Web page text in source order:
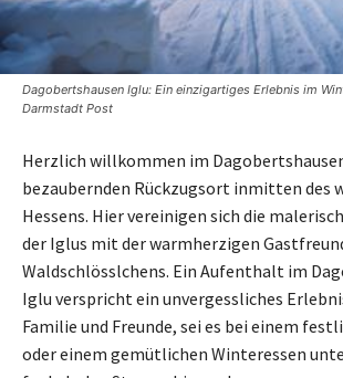
Dagobertshausen Iglu: Ein einzigartiges Erlebnis im
Darmstadt Post
Herzlich willkommen im
bezaubernden Rückzugsort inmitten des
Hessens. Hier vereinigen sich die
der Iglus mit der warmherzigen
Waldschlösslchens. Ein Aufenthalt im
Iglu verspricht ein unvergessliches
Familie und Freunde, sei es bei einem
oder einem gemütlichen Winteressen